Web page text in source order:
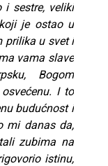
i sestre, veliki
je ostao u
prilika u svet i
vama slave
Bogom
I to
budućnost i
mi danas da,
zubima na
istinu,